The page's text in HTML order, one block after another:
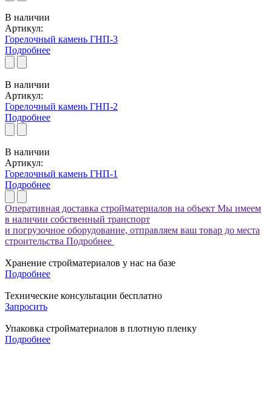
В наличии
Артикул:
Горелочный камень ГНП-3
Подробнее
В наличии
Артикул:
Горелочный камень ГНП-2
Подробнее
В наличии
Артикул:
Горелочный камень ГНП-1
Подробнее
Оперативная доставка стройматериалов на объект Мы имеем
в наличии собственный транспорт
и погрузочное оборудование, отправляем ваш товар до места
строительства Подробнее
Хранение стройматериалов у нас на базе
Подробнее
Технические консультации бесплатно
Запросить
Упаковка стройматериалов в плотную пленку
Подробнее